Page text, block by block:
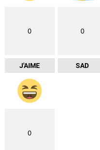
0
J'AIME
0
SAD
0